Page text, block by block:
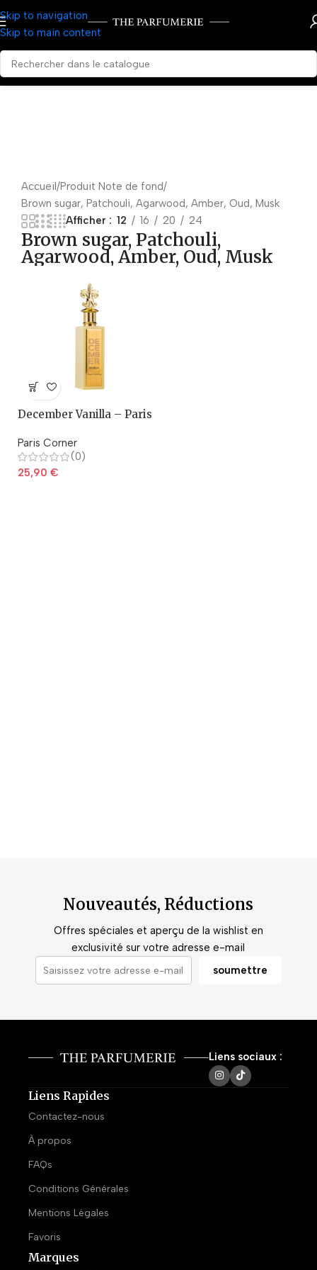
Skip to navigation
Skip to main content
Accueil Produit Note de fond
Brown sugar, Patchouli, Agarwood, Amber, Oud, Musk
Afficher
12 16 20 24
Brown sugar, Patchouli,
Agarwood, Amber, Oud, Musk
December Vanilla – Paris
Paris Corner
(0)
25,90 €
Nouveautés, Réductions
Offres spéciales et aperçu de la wishlist en
exclusivité sur votre adresse e-mail
Liens sociaux :
Liens Rapides
Contactez-nous
À propos
FAQs
Conditions Générales
Mentions Légales
Favoris
Marques